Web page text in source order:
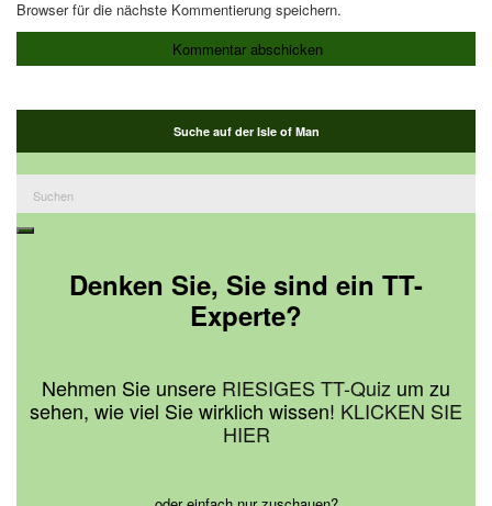
Browser für die nächste Kommentierung speichern.
Suche auf der Isle of Man
nach:
Suchen
Denken Sie, Sie sind ein TT-
Experte?
Nehmen Sie unsere RIESIGES TT-Quiz um zu
sehen, wie viel Sie wirklich wissen! KLICKEN SIE
HIER